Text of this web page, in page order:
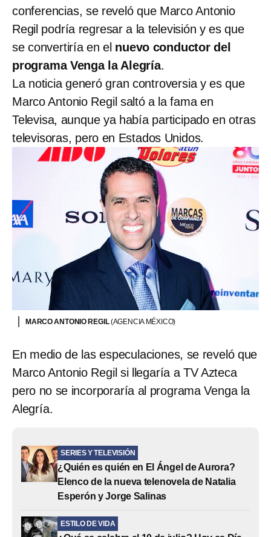
conferencias, se reveló que Marco Antonio
Regil podría regresar a la televisión y es que
se convertiría en el nuevo conductor del
programa Venga la Alegría.
La noticia generó gran controversia y es que
Marco Antonio Regil saltó a la fama en
Televisa, aunque ya había participado en otras
televisoras, pero en Estados Unidos.
MARCO ANTONIO REGIL(AGENCIA MÉXICO)
En medio de las especulaciones, se reveló que
Marco Antonio Regil si llegaría a TV Azteca
pero no se incorporaría al programa Venga la
Alegría.
SERIES Y TELEVISIÓN
¿Quién es quién en El Ángel de Aurora?
Elenco de la nueva telenovela de Natalia
Esperón y Jorge Salinas
ESTILO DE VIDA